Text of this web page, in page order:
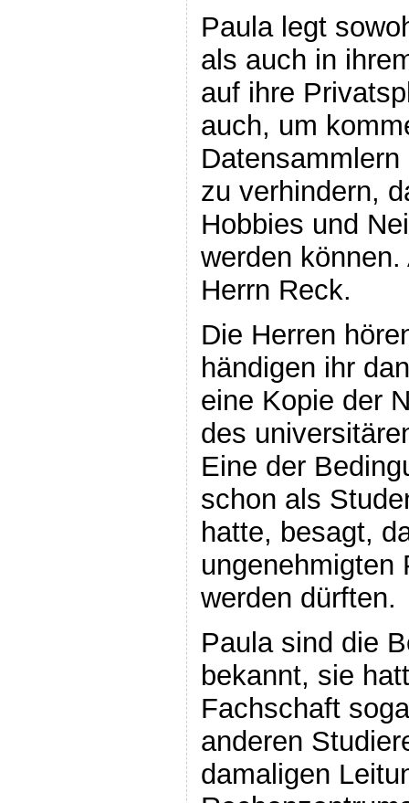
Paula legt
als auch in
auf ihre
auch, um
zu verhindern,
Hobbies und
werden
Herrn Reck.
Die Herren
händigen ihr
eine Kopie der
des
Eine der
schon als
hatte, besagt,
ungenehmigten
werden dürften.
Paula sind die
bekannt, sie
Fachschaft
anderen
damaligen